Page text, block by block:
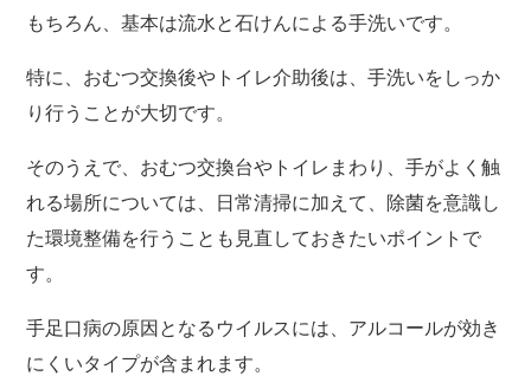
もちろん、基本は流水と石けんによる手洗いです。
特に、おむつ交換後やトイレ介助後は、手洗いをしっか
り行うことが大切です。
そのうえで、おむつ交換台やトイレまわり、手がよく触
れる場所については、日常清掃に加えて、除菌を意識し
た環境整備を行うことも見直しておきたいポイントで
す。
手足口病の原因となるウイルスには、アルコールが効き
にくいタイプが含まれます。